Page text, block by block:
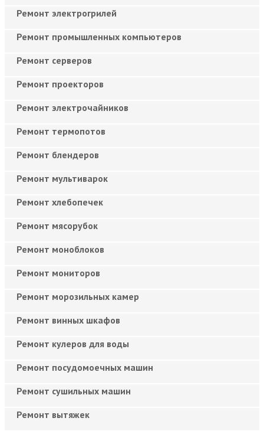
Ремонт электрогрилей
Ремонт промышленных компьютеров
Ремонт серверов
Ремонт проекторов
Ремонт электрочайников
Ремонт термопотов
Ремонт блендеров
Ремонт мультиварок
Ремонт хлебопечек
Ремонт мясорубок
Ремонт моноблоков
Ремонт мониторов
Ремонт морозильных камер
Ремонт винных шкафов
Ремонт кулеров для воды
Ремонт посудомоечных машин
Ремонт сушильных машин
Ремонт вытяжек